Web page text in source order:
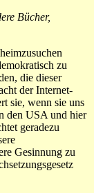
Bücher,
zu
die dieser
der Internet-
sie, wenn sie uns
den USA und hier
geradezu
Gesinnung zu